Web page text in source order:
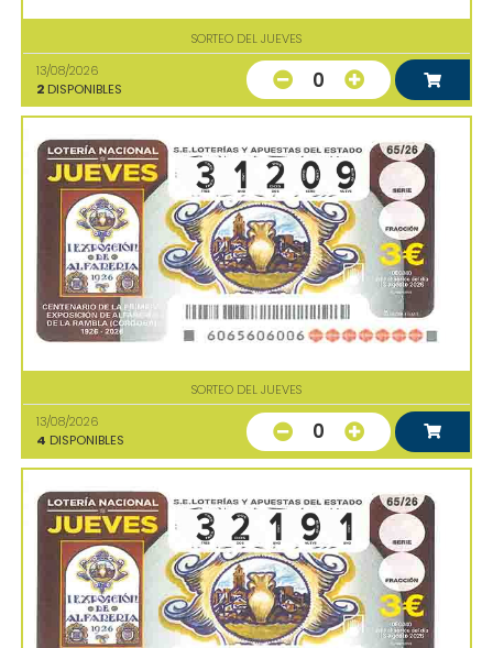
SORTEO DEL JUEVES
13/08/2026
2 DISPONIBLES 0
SORTEO DEL JUEVES
13/08/2026
4 DISPONIBLES 0